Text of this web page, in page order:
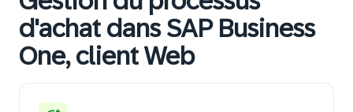
d'achat dans SAP Business
One, client Web